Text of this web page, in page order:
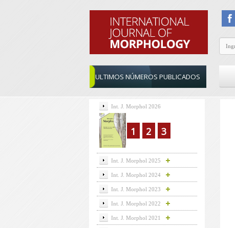
ULTIMOS NÚMEROS PUBLICADOS
Int. J. Morphol 2026
1 2 3
Int. J. Morphol 2025
Int. J. Morphol 2024
Int. J. Morphol 2023
Int. J. Morphol 2022
Int. J. Morphol 2021